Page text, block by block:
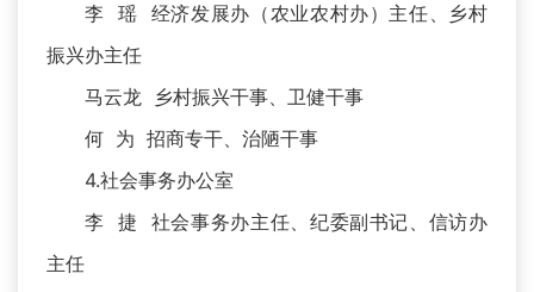
李 瑶 经济发展办（农业农村办）主任、乡村
振兴办主任
马云龙 乡村振兴干事、卫健干事
何 为 招商专干、治陋干事
4.社会事务办公室
李 捷 社会事务办主任、纪委副书记、信访办
主任